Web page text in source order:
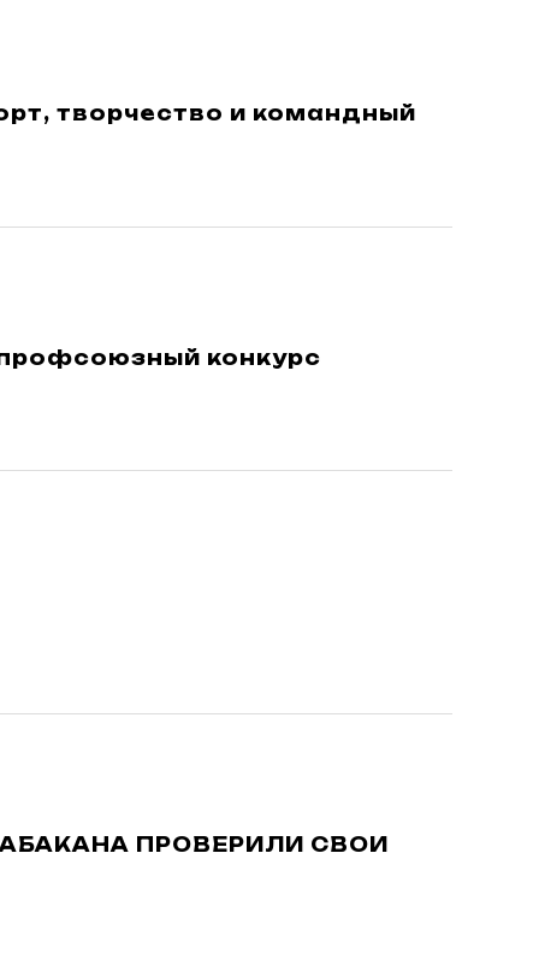
творчество и командный
конкурс
ПРОВЕРИЛИ СВОИ